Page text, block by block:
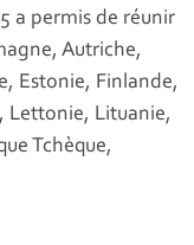
a permis de réunir
Autriche,
Estonie, Finlande,
Lettonie, Lituanie,
Tchèque,